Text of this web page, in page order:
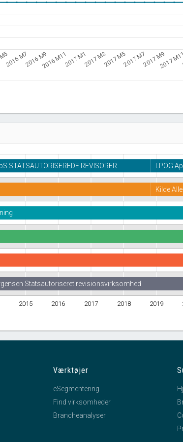
2016 M72016 M92016 M112017 M12017 M32017 M52017 M72017 M92017
2015 2016 2017 2018 2019
STATSAUTORISEREDE REVISORER LPOG
Kilde
Statsautoriseret revisionsvirksomhed
Værktøjer
eSegmentering
Find virksomheder
Brancheanalyser